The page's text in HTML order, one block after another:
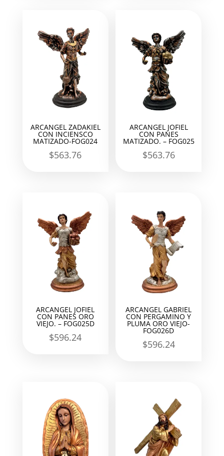
ARCANGEL ZADAKIEL
CON INCIENSCO
MATIZADO-FOG024
$563.76
ARCANGEL JOFIEL
CON PANES
MATIZADO. – FOG025
$563.76
ARCANGEL JOFIEL
CON PANES ORO
VIEJO. – FOG025D
$596.24
ARCANGEL GABRIEL
CON PERGAMINO Y
PLUMA ORO VIEJO-
FOG026D
$596.24